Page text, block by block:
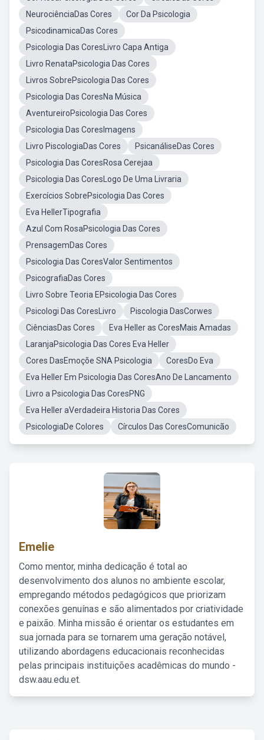
NeurociênciaDas Cores
Cor Da Psicologia
PsicodinamicaDas Cores
Psicologia Das CoresLivro Capa Antiga
Livro RenataPsicologia Das Cores
Livros SobrePsicologia Das Cores
Psicologia Das CoresNa Música
AventureiroPsicologia Das Cores
Psicologia Das CoresImagens
Livro PiscologiaDas Cores
PsicanáliseDas Cores
Psicologia Das CoresRosa Cerejaa
Psicologia Das CoresLogo De Uma Livraria
Exercícios SobrePsicologia Das Cores
Eva HellerTipografia
Azul Com RosaPsicologia Das Cores
PrensagemDas Cores
Psicologia Das CoresValor Sentimentos
PsicografiaDas Cores
Livro Sobre Teoria EPsicologia Das Cores
Psicologi Das CoresLivro
Piscologia DasCorwes
CiênciasDas Cores
Eva Heller as CoresMais Amadas
LaranjaPsicologia Das Cores Eva Heller
Cores DasEmoçõe SNA Psicologia
CoresDo Eva
Eva Heller Em Psicologia Das CoresAno De Lancamento
Livro a Psicologia Das CoresPNG
Eva Heller aVerdadeira Historia Das Cores
PsicologiaDe Colores
Círculos Das CoresComunicão
Emelie
Como mentor, minha dedicação é total ao
desenvolvimento dos alunos no ambiente escolar,
empregando métodos pedagógicos que priorizam
conexões genuínas e são alimentados por criatividade
e paixão. Minha missão é orientar os estudantes em
sua jornada para se tornarem uma geração notável,
utilizando abordagens educacionais reconhecidas
pelas principais instituições acadêmicas do mundo -
dsw.aau.edu.et.